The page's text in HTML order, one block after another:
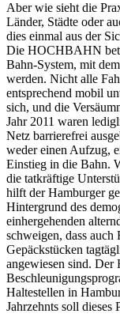
Aber wie sieht die
Länder, Städte oder
dies einmal aus der
Die HOCHBAHN
Bahn-System, mit
werden. Nicht alle
entsprechend mobil
sich, und die
Jahr 2011 waren
Netz barrierefrei
weder einen Aufzug,
Einstieg in die Bahn.
die tatkräftige
hilft der Hamburger
Hintergrund des
einhergehenden
schweigen, dass
Gepäckstücken
angewiesen sind. Der
Haltestellen in
Jahrzehnts soll dieses